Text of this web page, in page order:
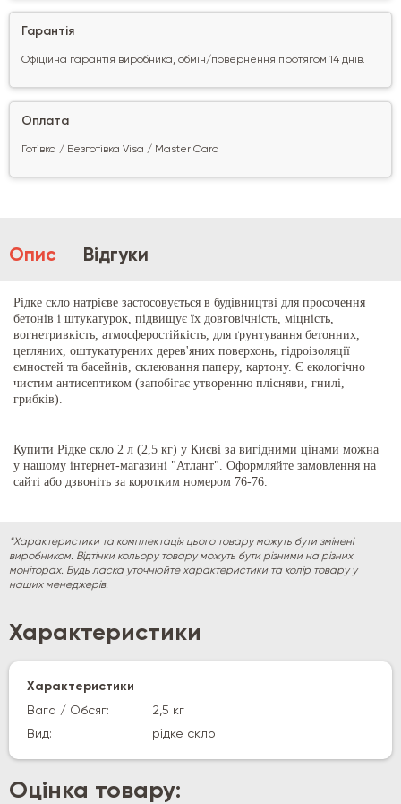
Гарантія
Офіційна гарантія виробника, обмін/повернення протягом 14 днів.
Оплата
Готівка / Безготівка Visa / Master Card
Опис Відгуки
Рідке скло натрієве застосовується в будівництві для просочення
бетонів і штукатурок, підвищує їх довговічність, міцність,
вогнетривкість, атмосферостійкість, для ґрунтування бетонних,
цегляних, оштукатурених дерев'яних поверхонь, гідроізоляції
ємностей та басейнів, склеювання паперу, картону. Є екологічно
чистим антисептиком (запобігає утворенню плісняви, гнилі,
грибків).
Купити Рідке скло 2 л (2,5 кг) у Києві за вигідними цінами можна
у нашому інтернет-магазині "Атлант". Оформляйте замовлення на
сайті або дзвоніть за коротким номером 76-76.
*Характеристики та комплектація цього товару можуть бути змінені
виробником. Відтінки кольору товару можуть бути різними на різних
моніторах. Будь ласка уточнюйте характеристики та колір товару у
наших менеджерів.
Характеристики
Характеристики
Вага / Обсяг:
2,5 кг
Вид:
рідке скло
Оцінка товару: